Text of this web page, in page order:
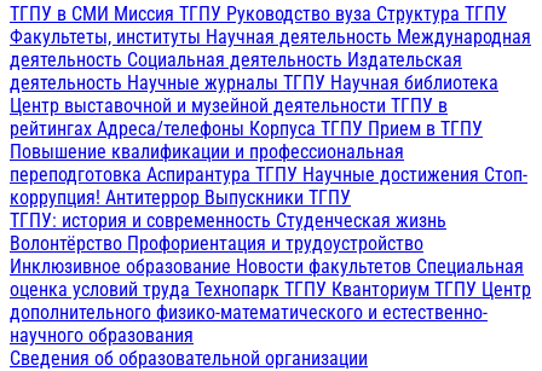
ТГПУ в СМИ Миссия ТГПУ Руководство вуза Структура ТГПУ
Факультеты, институты Научная деятельность Международная
деятельность Социальная деятельность Издательская
деятельность Научные журналы ТГПУ Научная библиотека
Центр выставочной и музейной деятельности ТГПУ в
рейтингах Адреса/телефоны Корпуса ТГПУ Прием в ТГПУ
Повышение квалификации и профессиональная
переподготовка Аспирантура ТГПУ Научные достижения Стоп-
коррупция! Антитеррор Выпускники ТГПУ
ТГПУ: история и современность Студенческая жизнь
Волонтёрство Профориентация и трудоустройство
Инклюзивное образование Новости факультетов Специальная
оценка условий труда Технопарк ТГПУ Кванториум ТГПУ Центр
дополнительного физико-математического и естественно-
научного образования
Сведения об образовательной организации